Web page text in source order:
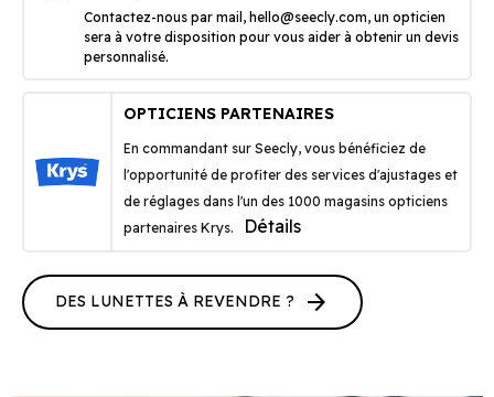
Contactez-nous par mail, hello@seecly.com, un opticien
sera à votre disposition pour vous aider à obtenir un devis
personnalisé.
OPTICIENS PARTENAIRES
En commandant sur Seecly, vous bénéficiez de
l'opportunité de profiter des services d'ajustages et
de réglages dans l'un des 1000 magasins opticiens
partenaires Krys.
Détails
DES LUNETTES À REVENDRE ? arrow_forward